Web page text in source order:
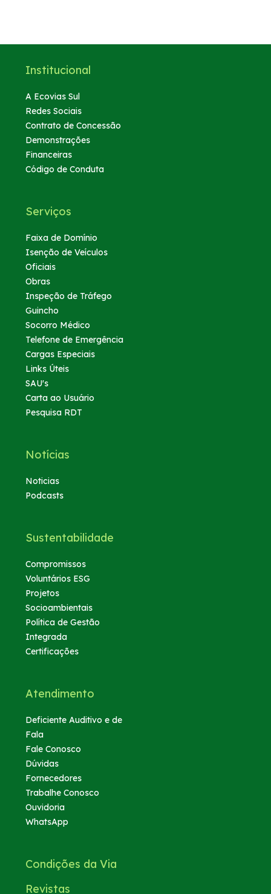
Institucional
A Ecovias Sul
Redes Sociais
Contrato de Concessão
Demonstrações
Financeiras
Código de Conduta
Serviços
Faixa de Domínio
Isenção de Veículos
Oficiais
Obras
Inspeção de Tráfego
Guincho
Socorro Médico
Telefone de Emergência
Cargas Especiais
Links Úteis
SAU's
Carta ao Usuário
Pesquisa RDT
Notícias
Noticias
Podcasts
Sustentabilidade
Compromissos
Voluntários ESG
Projetos
Socioambientais
Política de Gestão
Integrada
Certificações
Atendimento
Deficiente Auditivo e de
Fala
Fale Conosco
Dúvidas
Fornecedores
Trabalhe Conosco
Ouvidoria
WhatsApp
Condições da Via
Revistas